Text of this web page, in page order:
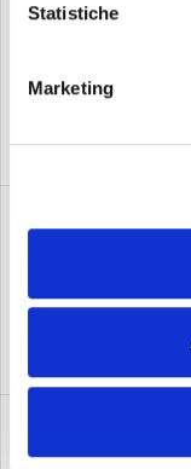
Statistiche
Marketing
通过技
性。 我
伙伴关
优蒂利
动汽车
NEWS
消息